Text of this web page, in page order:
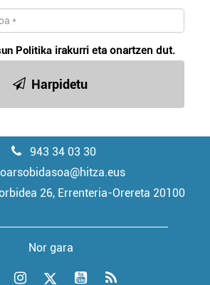
Politika irakurri eta onartzen dut.
Harpidetu
943 34 03 30
oarsobidasoa@hitza.eus
26, Errenteria-Orereta 20100
Nor gara